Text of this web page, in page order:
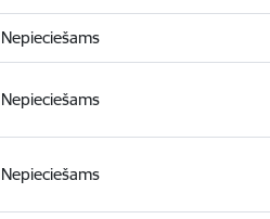
Nepieciešams
Nepieciešams
Nepieciešams